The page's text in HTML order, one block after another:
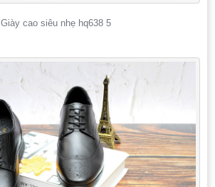
Giày cao siêu nhẹ hq638 5